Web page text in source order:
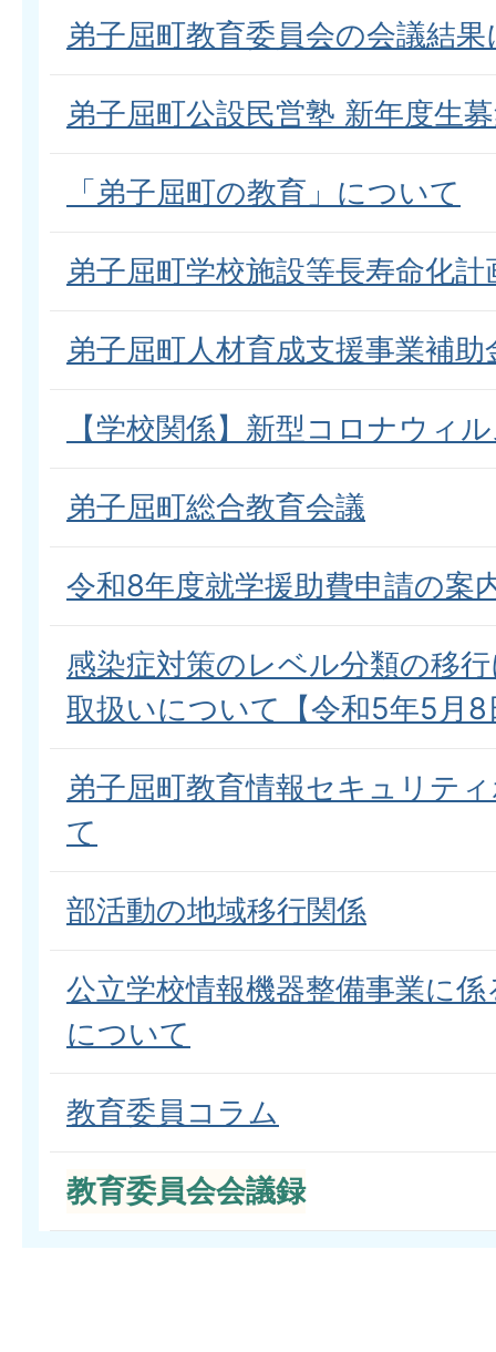
弟子屈町教育委員会の会議結
弟子屈町公設民営塾 新年度生
「弟子屈町の教育」について
弟子屈町学校施設等長寿命化
弟子屈町人材育成支援事業補
【学校関係】新型コロナウィ
弟子屈町総合教育会議
令和8年度就学援助費申請の案
感染症対策のレベル分類の移
取扱いについて【令和5年5月8
弟子屈町教育情報セキュリテ
て
部活動の地域移行関係
公立学校情報機器整備事業に
について
教育委員コラム
教育委員会会議録